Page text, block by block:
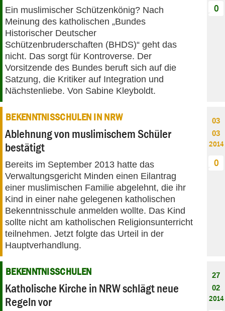
Ein muslimischer Schützenkönig? Nach
Meinung des katholischen „Bundes
Historischer Deutscher
Schützenbruderschaften (BHDS)“ geht das
nicht. Das sorgt für Kontroverse. Der
Vorsitzende des Bundes beruft sich auf die
Satzung, die Kritiker auf Integration und
Nächstenliebe. Von Sabine Kleyboldt.
0
BEKENNTNISSCHULEN IN NRW
Ablehnung von muslimischem Schüler
bestätigt
Bereits im September 2013 hatte das
Verwaltungsgericht Minden einen Eilantrag
einer muslimischen Familie abgelehnt, die ihr
Kind in einer nahe gelegenen katholischen
Bekenntnisschule anmelden wollte. Das Kind
sollte nicht am katholischen Religionsunterricht
teilnehmen. Jetzt folgte das Urteil in der
Hauptverhandlung.
03
03
2014
0
BEKENNTNISSCHULEN
Katholische Kirche in NRW schlägt neue
Regeln vor
27
02
2014